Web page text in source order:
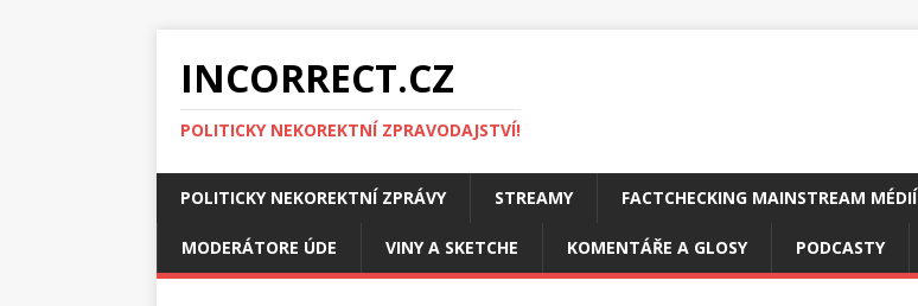
INCORRECT.CZ
POLITICKY NEKOREKTNÍ ZPRAVODAJSTVÍ!
POLITICKY NEKOREKTNÍ ZPRÁVY STREAMY FACTCHECKING MAINSTREAM MÉDIÍ
MODERÁTORE ÚDE VINY A SKETCHE KOMENTÁŘE A GLOSY PODCASTY